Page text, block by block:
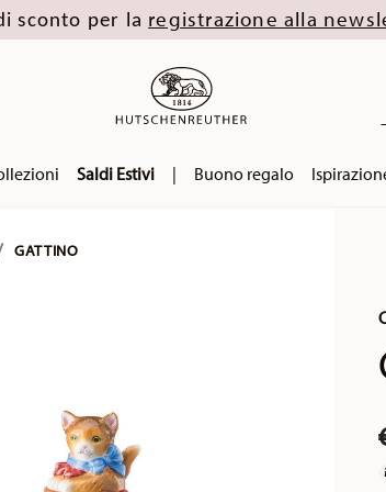
sconto per la registrazione alla
Saldi Estivi | Buono regalo
GATTINO